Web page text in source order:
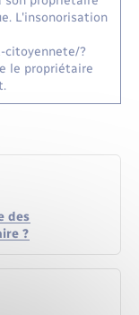
L'insonorisation
citoyennete/?
le propriétaire
des
?